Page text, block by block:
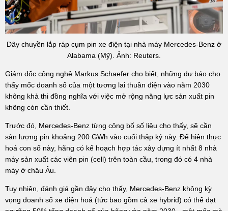
Dây chuyền lắp ráp cụm pin xe điện tại nhà máy Mercedes-Benz ở
Alabama (Mỹ). Ảnh: Reuters.
Giám đốc công nghệ Markus Schaefer cho biết, những dự báo cho
thấy mốc doanh số của một tương lai thuần điện vào năm 2030
không khả thi đồng nghĩa với việc mở rộng năng lực sản xuất pin
không còn cần thiết.
Trước đó, Mercedes-Benz từng công bố số liệu cho thấy, sẽ cần
sản lượng pin khoảng 200 GWh vào cuối thập kỷ này. Để hiện thực
hoá con số này, hãng có kế hoạch hợp tác xây dựng ít nhất 8 nhà
máy sản xuất các viên pin (cell) trên toàn cầu, trong đó có 4 nhà
máy ở châu Âu.
Tuy nhiên, đánh giá gần đây cho thấy, Mercedes-Benz không kỳ
vọng doanh số xe điện hoá (tức bao gồm cả xe hybrid) có thể đạt